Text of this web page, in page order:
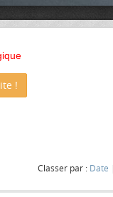
!
Classer par : Date